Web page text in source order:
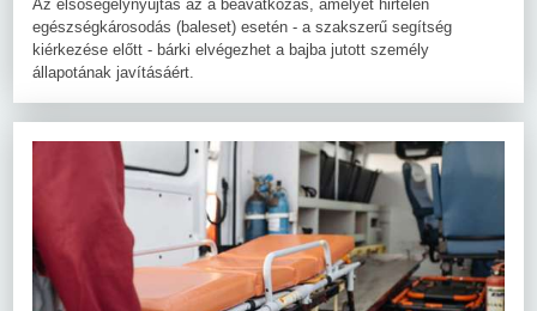
Az elsősegélynyújtás az a beavatkozás, amelyet hirtelen
egészségkárosodás (baleset) esetén - a szakszerű segítség
kiérkezése előtt - bárki elvégezhet a bajba jutott személy
állapotának javításáért.